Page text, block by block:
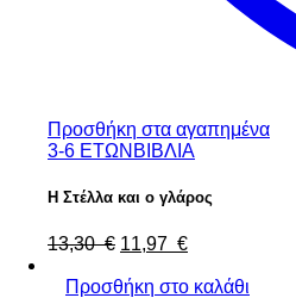
Προσθήκη στα αγαπημένα
3-6 ΕΤΩΝ ΒΙΒΛΙΑ
Η Στέλλα και ο γλάρος
13,30 € 11,97 €
Προσθήκη στο καλάθι